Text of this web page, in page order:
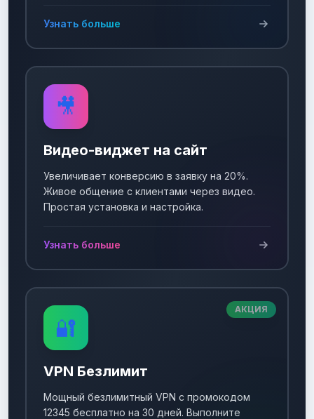
Узнать больше
🎥
Видео-виджет на сайт
Увеличивает конверсию в заявку на 20%.
Живое общение с клиентами через видео.
Простая установка и настройка.
Узнать больше
АКЦИЯ
🔐
VPN Безлимит
Мощный безлимитный VPN с промокодом
12345 бесплатно на 30 дней. Выполните